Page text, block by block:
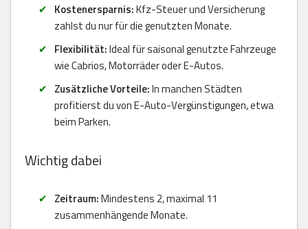
Kostenersparnis:Kfz-Steuer und Versicherung
zahlst du nur für die genutzten Monate.
Flexibilität:Ideal für saisonal genutzte Fahrzeuge
wie Cabrios, Motorräder oder E-Autos.
Zusätzliche Vorteile:In manchen Städten
profitierst du von E-Auto-Vergünstigungen, etwa
beim Parken.
Wichtig dabei
Zeitraum:Mindestens 2, maximal 11
zusammenhängende Monate.